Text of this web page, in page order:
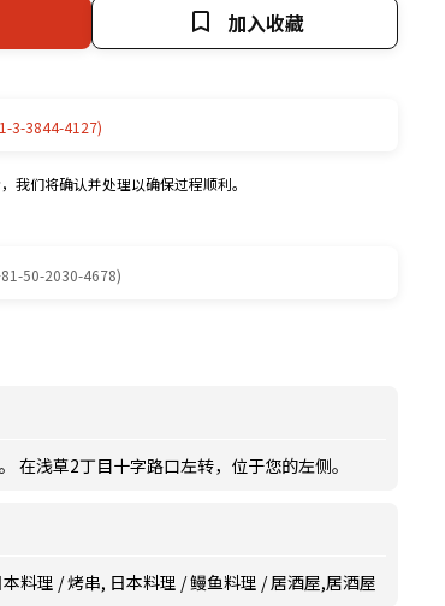
加入收藏
3-3844-4127)
我们将确认并处理以确保过程顺利。
50-2030-4678)
在浅草2丁目十字路口左转，位于您的左侧。
料理 / 烤串, 日本料理 / 鳗鱼料理 / 居酒屋,居酒屋